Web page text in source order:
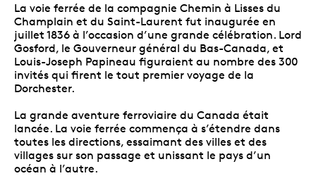
La voie ferrée de la compagnie Chemin à Lisses du
Champlain et du Saint-Laurent fut inaugurée en
juillet 1836 à l’occasion d’une grande célébration. Lord
Gosford, le Gouverneur général du Bas-Canada, et
Louis-Joseph Papineau figuraient au nombre des 300
invités qui firent le tout premier voyage de la
Dorchester.
La grande aventure ferroviaire du Canada était
lancée. La voie ferrée commença à s’étendre dans
toutes les directions, essaimant des villes et des
villages sur son passage et unissant le pays d’un
océan à l’autre.